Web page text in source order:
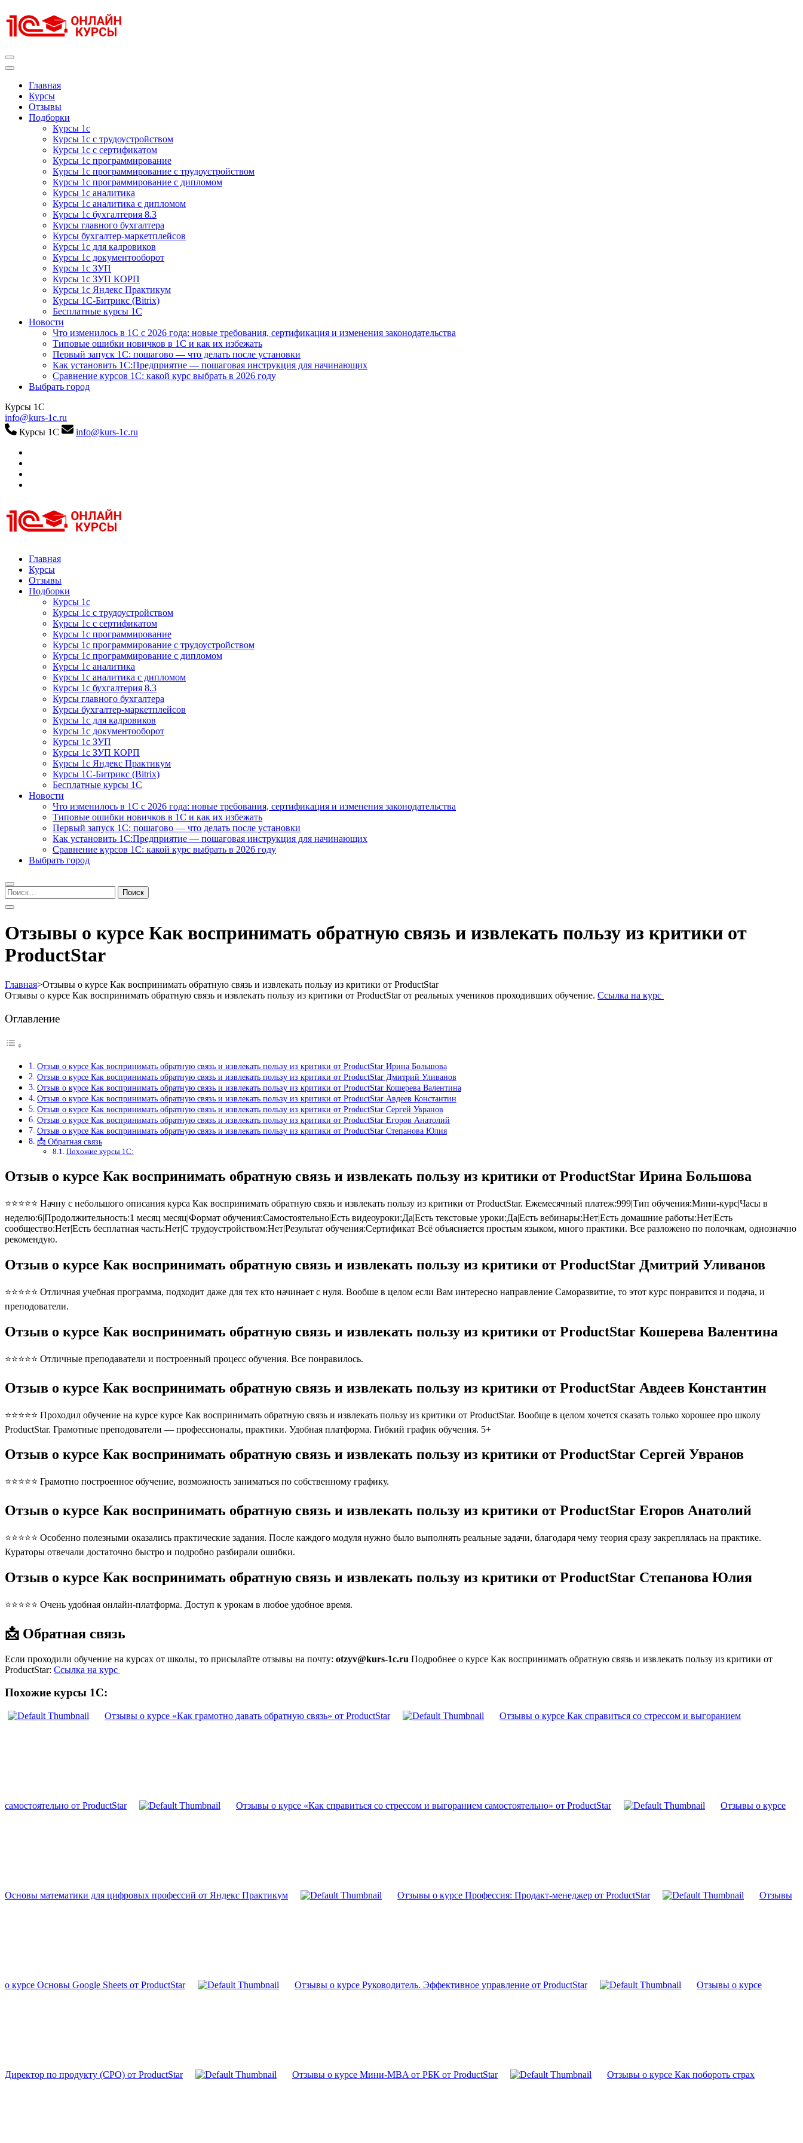
к
содержимому
Главная
Курсы
Отзывы
Подборки
Курсы 1с
Курсы 1с с трудоустройством
Курсы 1с с сертификатом
Курсы 1с программирование
Курсы 1с программирование с трудоустройством
Курсы 1с программирование с дипломом
Курсы 1с аналитика
Курсы 1с аналитика с дипломом
Курсы 1с бухгалтерия 8.3
Курсы главного бухгалтера
Курсы бухгалтер-маркетплейсов
Курсы 1с для кадровиков
Курсы 1с документооборот
Курсы 1с ЗУП
Курсы 1с ЗУП КОРП
Курсы 1с Яндекс Практикум
Курсы 1С-Битрикс (Bitrix)
Бесплатные курсы 1С
Новости
Что изменилось в 1С с 2026 года: новые требования, сертификация и изменения законодательства
Типовые ошибки новичков в 1С и как их избежать
Первый запуск 1С: пошагово — что делать после установки
Как установить 1С:Предприятие — пошаговая инструкция для начинающих
Сравнение курсов 1С: какой курс выбрать в 2026 году
Выбрать город
Курсы 1С
info@kurs-1c.ru
Курсы 1С
info@kurs-1c.ru
Курсы 1С
Курсы 1С официальная сертификация
Главная
Курсы
Отзывы
Подборки
Курсы 1с
Курсы 1с с трудоустройством
Курсы 1с с сертификатом
Курсы 1с программирование
Курсы 1с программирование с трудоустройством
Курсы 1с программирование с дипломом
Курсы 1с аналитика
Курсы 1с аналитика с дипломом
Курсы 1с бухгалтерия 8.3
Курсы главного бухгалтера
Курсы бухгалтер-маркетплейсов
Курсы 1с для кадровиков
Курсы 1с документооборот
Курсы 1с ЗУП
Курсы 1с ЗУП КОРП
Курсы 1с Яндекс Практикум
Курсы 1С-Битрикс (Bitrix)
Бесплатные курсы 1С
Новости
Что изменилось в 1С с 2026 года: новые требования, сертификация и изменения законодательства
Типовые ошибки новичков в 1С и как их избежать
Первый запуск 1С: пошагово — что делать после установки
Как установить 1С:Предприятие — пошаговая инструкция для начинающих
Сравнение курсов 1С: какой курс выбрать в 2026 году
Выбрать город
Найти:
Отзывы о курсе Как воcпринимать обратную связь и извлекать пользу из критики от
ProductStar
Главная>Отзывы о курсе Как воcпринимать обратную связь и извлекать пользу из критики от ProductStar
Отзывы о курсе Как воcпринимать обратную связь и извлекать пользу из критики от ProductStar от реальных учеников проходивших обучение. Ссылка на курс
Оглавление
Отзыв о курсе Как воcпринимать обратную связь и извлекать пользу из критики от ProductStar Ирина Большова
Отзыв о курсе Как воcпринимать обратную связь и извлекать пользу из критики от ProductStar Дмитрий Уливанов
Отзыв о курсе Как воcпринимать обратную связь и извлекать пользу из критики от ProductStar Кошерева Валентина
Отзыв о курсе Как воcпринимать обратную связь и извлекать пользу из критики от ProductStar Авдеев Константин
Отзыв о курсе Как воcпринимать обратную связь и извлекать пользу из критики от ProductStar Сергей Увранов
Отзыв о курсе Как воcпринимать обратную связь и извлекать пользу из критики от ProductStar Егоров Анатолий
Отзыв о курсе Как воcпринимать обратную связь и извлекать пользу из критики от ProductStar Степанова Юлия
📩 Обратная связь
Похожие курсы 1С:
Отзыв о курсе Как воcпринимать обратную связь и извлекать пользу из критики от ProductStar Ирина Большова
⭐⭐⭐⭐⭐ Начну с небольшого описания курса Как воcпринимать обратную связь и извлекать пользу из критики от ProductStar. Ежемесячный платеж:999|Тип обучения:Мини-курс|Часы в
неделю:6|Продолжительность:1 месяц месяц|Формат обучения:Самостоятельно|Есть видеоуроки:Да|Есть текстовые уроки:Да|Есть вебинары:Нет|Есть домашние работы:Нет|Есть
сообщество:Нет|Есть бесплатная часть:Нет|С трудоустройством:Нет|Результат обучения:Сертификат Всё объясняется простым языком, много практики. Все разложено по полочкам, однозначно
рекомендую.
Отзыв о курсе Как воcпринимать обратную связь и извлекать пользу из критики от ProductStar Дмитрий Уливанов
⭐⭐⭐⭐⭐ Отличная учебная программа, подходит даже для тех кто начинает с нуля. Вообше в целом если Вам интересно направление Саморазвитие, то этот курс понравится и подача, и
преподователи.
Отзыв о курсе Как воcпринимать обратную связь и извлекать пользу из критики от ProductStar Кошерева Валентина
⭐⭐⭐⭐⭐ Отличные преподаватели и построенный процесс обучения. Все понравилось.
Отзыв о курсе Как воcпринимать обратную связь и извлекать пользу из критики от ProductStar Авдеев Константин
⭐⭐⭐⭐⭐ Проходил обучение на курсе курсе Как воcпринимать обратную связь и извлекать пользу из критики от ProductStar. Вообще в целом хочется сказать только хорошее про школу
ProductStar. Грамотные преподователи — профессионалы, практики. Удобная платформа. Гибкий график обучения. 5+
Отзыв о курсе Как воcпринимать обратную связь и извлекать пользу из критики от ProductStar Сергей Увранов
⭐⭐⭐⭐⭐ Грамотно построенное обучение, возможность заниматься по собственному графику.
Отзыв о курсе Как воcпринимать обратную связь и извлекать пользу из критики от ProductStar Егоров Анатолий
⭐⭐⭐⭐⭐ Особенно полезными оказались практические задания. После каждого модуля нужно было выполнять реальные задачи, благодаря чему теория сразу закреплялась на практике.
Кураторы отвечали достаточно быстро и подробно разбирали ошибки.
Отзыв о курсе Как воcпринимать обратную связь и извлекать пользу из критики от ProductStar Степанова Юлия
⭐⭐⭐⭐⭐ Очень удобная онлайн-платформа. Доступ к урокам в любое удобное время.
📩 Обратная связь
Если проходили обучение на курсах от школы, то присылайте отзывы на почту: otzyv@kurs-1c.ru Подробнее о курсе Как воcпринимать обратную связь и извлекать пользу из критики от
ProductStar: Ссылка на курс
Похожие курсы 1С:
Отзывы о курсе «Как грамотно давать обратную связь» от ProductStar Отзывы о курсе Как справиться со стрессом и выгоранием
самостоятельно от ProductStar Отзывы о курсе «Как справиться со стрессом и выгоранием самостоятельно» от ProductStar Отзывы о курсе
Основы математики для цифровых профессий от Яндекс Практикум Отзывы о курсе Профессия: Продакт-менеджер от ProductStar Отзывы
о курсе Основы Google Sheets от ProductStar Отзывы о курсе Руководитель. Эффективное управление от ProductStar Отзывы о курсе
Директор по продукту (CPO) от ProductStar Отзывы о курсе Мини-MBA от РБК от ProductStar Отзывы о курсе Как побороть страх